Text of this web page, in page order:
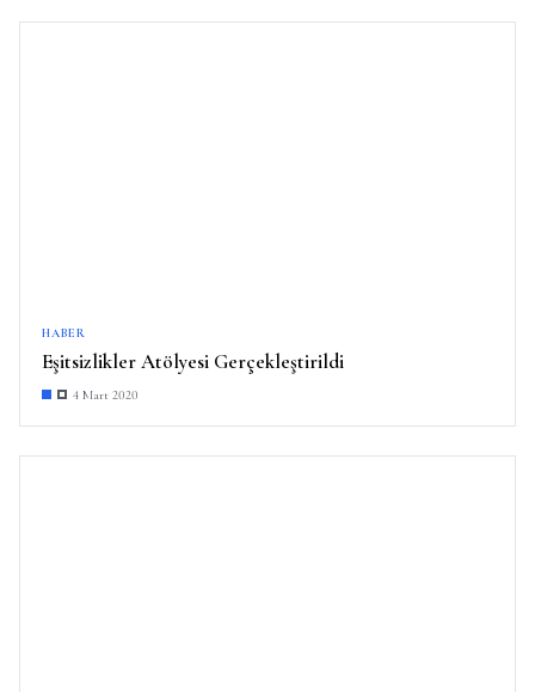
HABER
Eşitsizlikler Atölyesi Gerçekleştirildi
4 Mart 2020